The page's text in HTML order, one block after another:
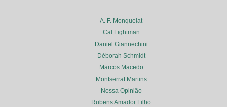
A. F. Monquelat
Cal Lightman
Daniel Giannechini
Déborah Schmidt
Marcos Macedo
Montserrat Martins
Nossa Opinião
Rubens Amador Filho